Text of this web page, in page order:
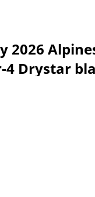
2026
4 Drystar